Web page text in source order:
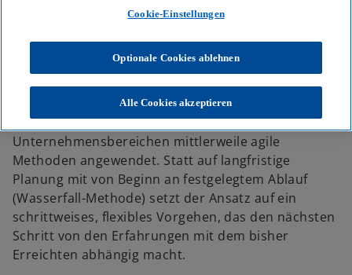
e
R
e
s
e
r
a
r
t
g
e
ö
f
n
e
e
r
e
e
R
e
g
i
s
e
r
k
a
t
e
g
e
ö
f
f
e
t
e
r
e
e
R
e
i
s
e
r
a
t
e
g
ö
f
n
e
Corporate Governance & Compliance
4 Tipps, wie die interne Revision agiler wird
Agilität als Arbeitsmethode stammt ursprünglich
aus der Softwareentwicklung und fand von dort
Eingang in andere Bereiche des
Unternehmensalltags. Heute werden in vielen
Unternehmensbereichen mittlerweile agile
Methoden angewendet. Statt auf langfristige
Planung mit von Beginn an festgelegtem Ablauf
(Wasserfall-Methode) setzt der Ansatz auf ein
schrittweises, flexibles Vorgehen, das den nächsten
Schritt von den Erfahrungen mit dem bisher
Erreichten abhängig macht.
Cookie-Einstellungen
Optionale Cookies ablehnen
Alle Cookies akzeptieren